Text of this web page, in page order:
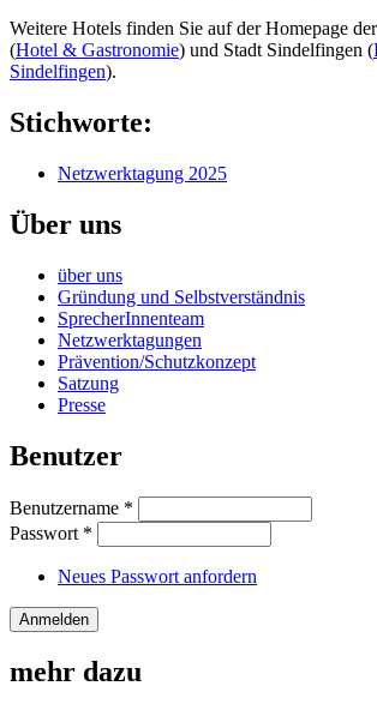
Weitere Hotels finden Sie auf der Homepage
(Hotel & Gastronomie) und Stadt Sindelfingen (
Sindelfingen).
Stichworte:
Netzwerktagung 2025
Über uns
über uns
Gründung und Selbstverständnis
SprecherInnenteam
Netzwerktagungen
Prävention/Schutzkonzept
Satzung
Presse
Benutzer
Benutzername *
Passwort *
Neues Passwort anfordern
mehr dazu